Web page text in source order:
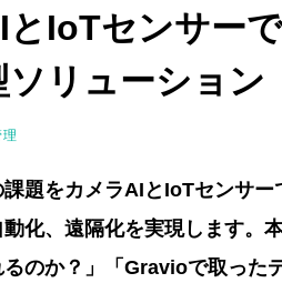
とIoTセンサー
ソリューショ
課題をカメラAIとIoTセンサ
化、遠隔化を実現します。
のか？」「Gravioで取った